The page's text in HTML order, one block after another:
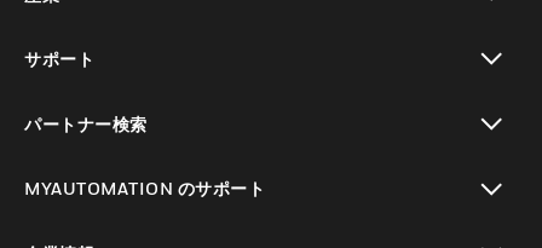
サポート
パートナー検索
MYAUTOMATION のサポート